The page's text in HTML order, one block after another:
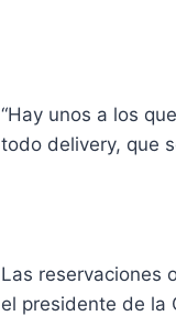
“Hay unos a los
todo delivery, que
Las reservaciones
el presidente de la